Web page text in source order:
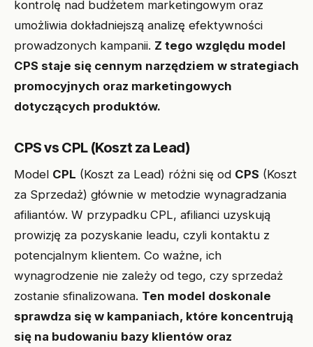
kontrolę nad budżetem marketingowym oraz
umożliwia dokładniejszą analizę efektywności
prowadzonych kampanii. Z tego względu model
CPS staje się cennym narzędziem w strategiach
promocyjnych oraz marketingowych
dotyczących produktów.
CPS vs CPL (Koszt za Lead)
Model CPL (Koszt za Lead) różni się od CPS (Koszt
za Sprzedaż) głównie w metodzie wynagradzania
afiliantów. W przypadku CPL, afilianci uzyskują
prowizję za pozyskanie leadu, czyli kontaktu z
potencjalnym klientem. Co ważne, ich
wynagrodzenie nie zależy od tego, czy sprzedaż
zostanie sfinalizowana. Ten model doskonale
sprawdza się w kampaniach, które koncentrują
się na budowaniu bazy klientów oraz